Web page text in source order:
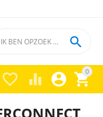
0


 
